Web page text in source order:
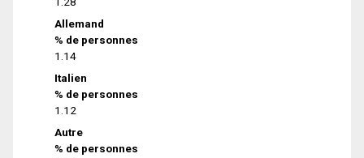
Allemand
% de personnes
1.14
Italien
% de personnes
1.12
Autre
% de personnes